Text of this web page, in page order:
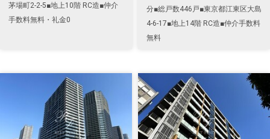
茅場町2-2-5■地上10階 RC造■仲介
手数料無料・礼金0
分■総戸数446戸■東京都江東区大島
4-6-17■地上14階 RC造■仲介手数料
無料